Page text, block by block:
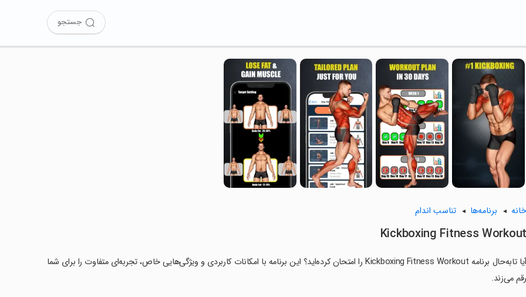
جستجو
خانه برنامه‌ها تناسب اندام
Kickboxing Fitness Workout
آیا تابه‌حال برنامه Kickboxing Fitness Workout را امتحان کرده‌اید؟ این برنامه با امکانات کاربردی و ویژگی‌هایی خاص، تجربه‌ای متفاوت را برای شما
رقم می‌زند.